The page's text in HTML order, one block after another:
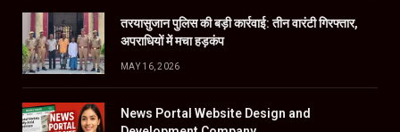
तरयासुजान पुलिस की बड़ी कार्रवाई: तीन वारंटी गिरफ्तार,
अपराधियों में मचा हड़कंप
MAY 16, 2026
News Portal Website Design and